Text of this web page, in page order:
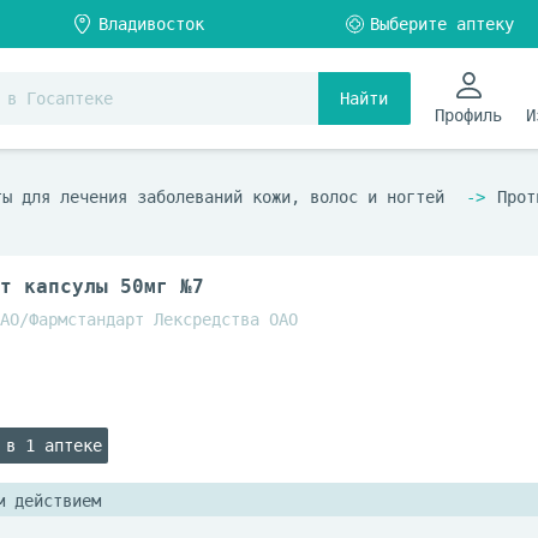
Найти
Профиль
для лечения заболеваний кожи, волос и ногтей
капсулы 50мг №7
Фармстандарт Лексредства ОАО
в 1 аптеке
действием